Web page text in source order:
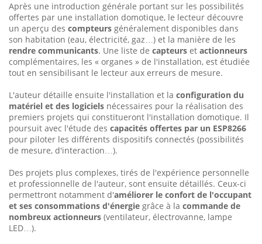
Après une introduction générale portant sur les possibilités
offertes par une installation domotique, le lecteur découvre
un aperçu des compteurs généralement disponibles dans
son habitation (eau, électricité, gaz…) et la manière de les
rendre communicants. Une liste de capteurs et actionneurs
complémentaires, les « organes » de l'installation, est étudiée
tout en sensibilisant le lecteur aux erreurs de mesure.
L'auteur détaille ensuite l'installation et la configuration du
matériel et des logiciels nécessaires pour la réalisation des
premiers projets qui constitueront l'installation domotique. Il
poursuit avec l'étude des capacités offertes par un ESP8266
pour piloter les différents dispositifs connectés (possibilités
de mesure, d'interaction…).
Des projets plus complexes, tirés de l'expérience personnelle
et professionnelle de l'auteur, sont ensuite détaillés. Ceux-ci
permettront notamment d'améliorer le confort de l'occupant
et ses consommations d'énergie grâce à la commande de
nombreux actionneurs (ventilateur, électrovanne, lampe
LED…).